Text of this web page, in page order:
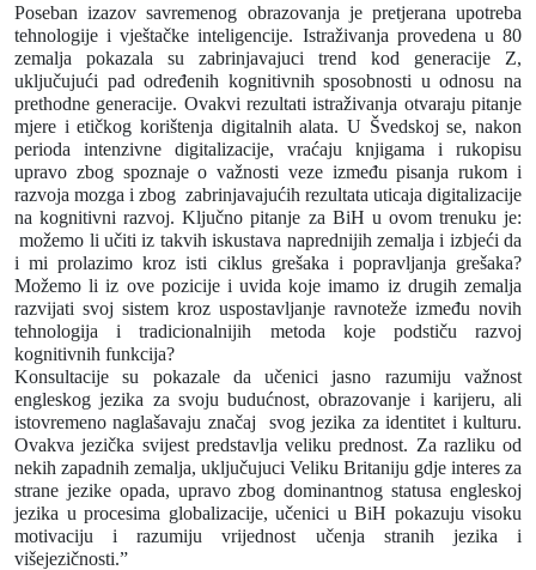
Poseban izazov savremenog obrazovanja je pretjerana upotreba
tehnologije i vještačke inteligencije. Istraživanja provedena u 80
zemalja pokazala su zabrinjavajuci trend kod generacije Z,
uključujući pad određenih kognitivnih sposobnosti u odnosu na
prethodne generacije. Ovakvi rezultati istraživanja otvaraju pitanje
mjere i etičkog korištenja digitalnih alata. U Švedskoj se, nakon
perioda intenzivne digitalizacije, vraćaju knjigama i rukopisu
upravo zbog spoznaje o važnosti veze između pisanja rukom i
razvoja mozga i zbog zabrinjavajućih rezultata uticaja digitalizacije
na kognitivni razvoj. Ključno pitanje za BiH u ovom trenuku je:
možemo li učiti iz takvih iskustava naprednijih zemalja i izbjeći da
i mi prolazimo kroz isti ciklus grešaka i popravljanja grešaka?
Možemo li iz ove pozicije i uvida koje imamo iz drugih zemalja
razvijati svoj sistem kroz uspostavljanje ravnoteže između novih
tehnologija i tradicionalnijih metoda koje podstiču razvoj
kognitivnih funkcija?
Konsultacije su pokazale da učenici jasno razumiju važnost
engleskog jezika za svoju budućnost, obrazovanje i karijeru, ali
istovremeno naglašavaju značaj
svog jezika za identitet i kulturu.
Ovakva jezička svijest predstavlja veliku prednost. Za razliku od
nekih zapadnih zemalja, uključujuci Veliku Britaniju gdje interes za
strane jezike opada, upravo zbog dominantnog statusa engleskoj
jezika u procesima globalizacije, učenici u BiH pokazuju visoku
motivaciju i razumiju vrijednost učenja stranih jezika i
višejezičnosti.”